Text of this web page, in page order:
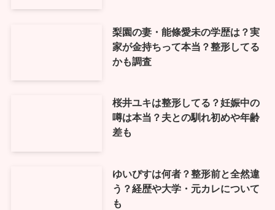
梨園の妻・能條愛未の学歴は？実
家が金持ちって本当？整形してる
かも調査
桜井ユキは整形してる？妊娠中の
噂は本当？夫との馴れ初めや年齢
差も
ゆいぴすは何者？整形前と全然違
う？経歴や大学・元カレについて
も